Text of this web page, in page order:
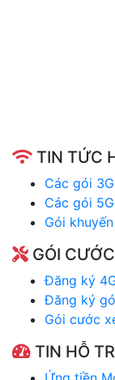
TIN TỨC
Các gói
Các gói
Gói
GÓI
Đăng ký
Đăng ký
Gói cước
TIN HỖ